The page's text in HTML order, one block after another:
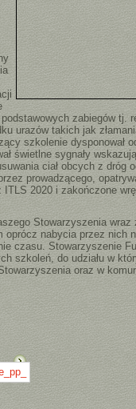
zabiegów tj.
urazów takich jak
szkolenie dysponował
świetlne sygnały
ciał obcych z dróg
prowadzącego,
ITLS 2020 i zakończone
Stowarzyszenia wraz
nabycia przez nich
czasu. Stowarzyszenie
szkoleń, do udziału w
oraz w